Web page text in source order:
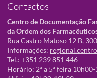
Contactos
Centro de Documentação
da Ordem dos
Rua Castro Matoso 12 B,
Informações:
Tel.: +351 239 851 446
Horário: 2ª a 5ª feira